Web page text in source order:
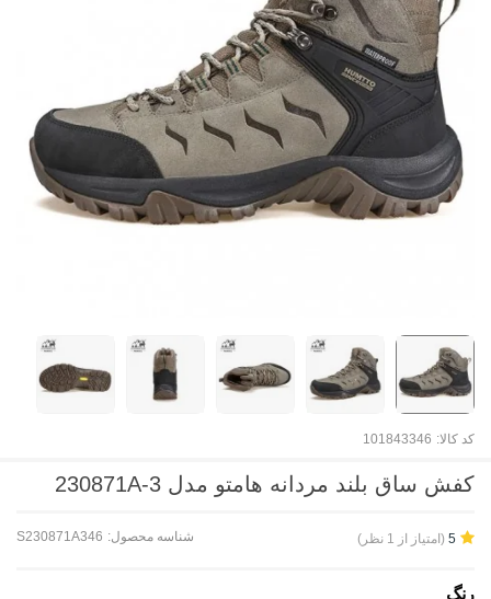
کد کالا: 101843346
کفش ساق بلند مردانه هامتو مدل 230871A-3
(امتیاز از 1 نظر) شناسه محصول: S230871A346
رنگ